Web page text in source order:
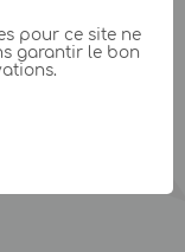
pour ce site ne
garantir le bon